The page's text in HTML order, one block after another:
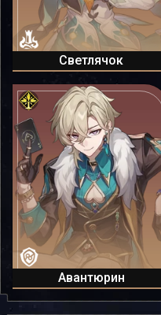
Светлячок
Авантюрин